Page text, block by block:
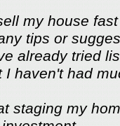
my house
tips or
already tried
I haven't had
staging my